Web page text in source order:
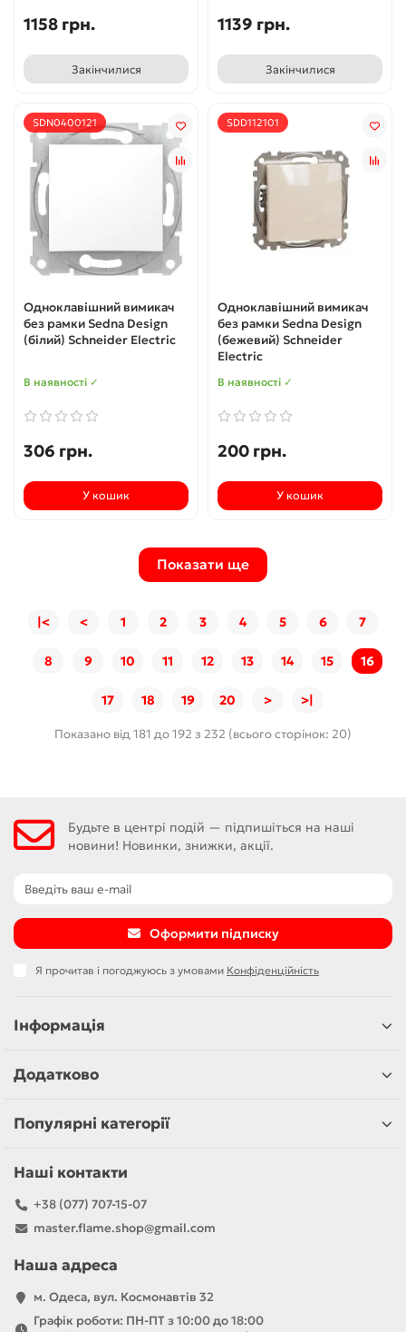
1158 грн.
Закінчилися
1139 грн.
Закінчилися
SDN0400121
Одноклавішний вимикач
без рамки Sedna Design
(білий) Schneider Electric
В наявності ✓
306 грн.
У кошик
SDD112101
Одноклавішний вимикач
без рамки Sedna Design
(бежевий) Schneider
Electric
В наявності ✓
200 грн.
У кошик
Показати ще
|< < 1 2 3 4 5 6 7
8 9 10 11 12 13 14 15 16
17 18 19 20 > >|
Показано від 181 до 192 з 232 (всього сторінок: 20)
Будьте в центрі подій — підпишіться на наші
новини! Новинки, знижки, акції.
Оформити підписку
Я прочитав і погоджуюсь з умовами Конфіденційність
Інформація
Додатково
Популярні категорії
Наші контакти
+38 (077) 707-15-07
master.flame.shop@gmail.com
Наша адреса
м. Одеса, вул. Космонавтів 32
Графік роботи: ПН-ПТ з 10:00 до 18:00